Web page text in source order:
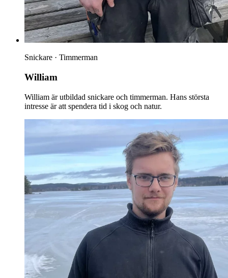
Snickare · Timmerman
William
William är utbildad snickare och timmerman. Hans största
intresse är att spendera tid i skog och natur.